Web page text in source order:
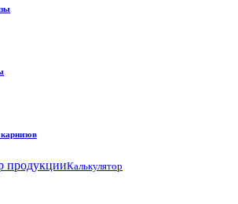
Калькулятор